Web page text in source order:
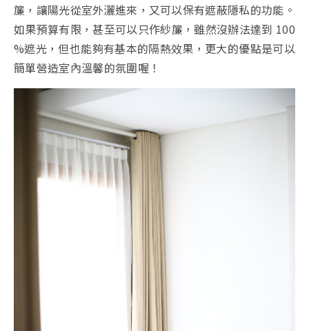
簾，讓陽光從室外灑進來，又可以保有遮蔽隱私的功能。
如果預算有限，甚至可以只作紗簾，雖然沒辦法達到 100
%遮光，但也能夠有基本的隔熱效果，更大的優點是可以
簡單營造室內溫馨的氛圍喔！